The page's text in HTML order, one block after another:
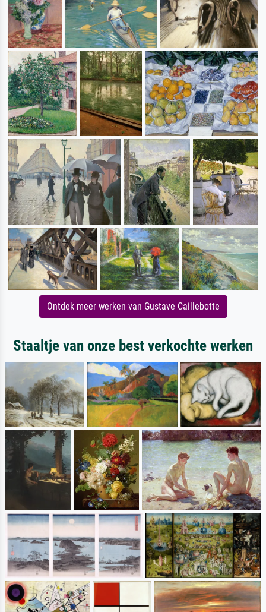
Ontdek meer werken van Gustave Caillebotte
Staaltje van onze best verkochte werken